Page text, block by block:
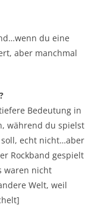
du eine
aber manchmal
Bedeutung in
während du spielst
echt nicht…aber
Rockband gespielt
waren nicht
Welt, weil